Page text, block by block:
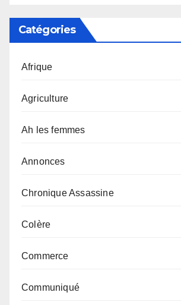
Catégories
Afrique
Agriculture
Ah les femmes
Annonces
Chronique Assassine
Colère
Commerce
Communiqué